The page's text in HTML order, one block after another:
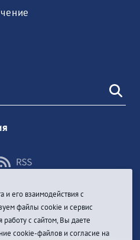
и его взаимодействия с
файлы cookie и сервис
с сайтом, Вы даете
cookie-файлов и согласие на